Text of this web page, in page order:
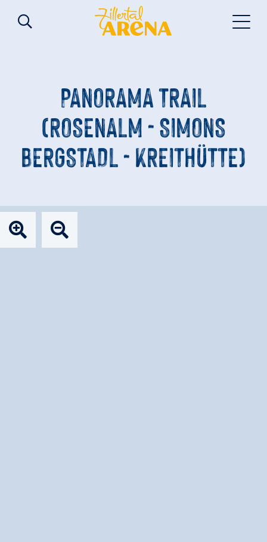
PANORAMA TRAIL
(ROSENALM - SIMONS
BERGSTADL - KREITHÜTTE)